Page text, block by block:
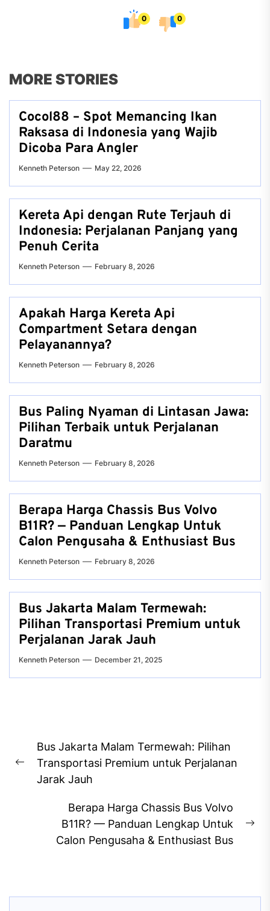
0 0
MORE STORIES
Cocol88 – Spot Memancing Ikan
Raksasa di Indonesia yang Wajib
Dicoba Para Angler
Kenneth Peterson May 22, 2026
Kereta Api dengan Rute Terjauh di
Indonesia: Perjalanan Panjang yang
Penuh Cerita
Kenneth Peterson February 8, 2026
Apakah Harga Kereta Api
Compartment Setara dengan
Pelayanannya?
Kenneth Peterson February 8, 2026
Bus Paling Nyaman di Lintasan Jawa:
Pilihan Terbaik untuk Perjalanan
Daratmu
Kenneth Peterson February 8, 2026
Berapa Harga Chassis Bus Volvo
B11R? — Panduan Lengkap Untuk
Calon Pengusaha & Enthusiast Bus
Kenneth Peterson February 8, 2026
Bus Jakarta Malam Termewah:
Pilihan Transportasi Premium untuk
Perjalanan Jarak Jauh
Kenneth Peterson December 21, 2025
navigation
Previous
post:
Bus Jakarta Malam Termewah: Pilihan
Transportasi Premium untuk Perjalanan
Jarak Jauh
Berapa Harga Chassis Bus Volvo
B11R? — Panduan Lengkap Untuk
Calon Pengusaha & Enthusiast Bus